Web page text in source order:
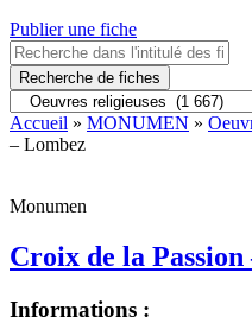
Publier une fiche
Recherche de fiches
Accueil » MONUMEN »
– Lombez
Monumen
Croix de la Passion
Informations :